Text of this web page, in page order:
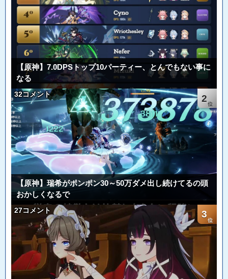
【原神】7.0DPSトップ10パーティー、とんでもない事に
なる
2
32コメント
【原神】瑞希がポンポン30～50万ダメ出し続けてるの頭
おかしくなるで
3
27コメント